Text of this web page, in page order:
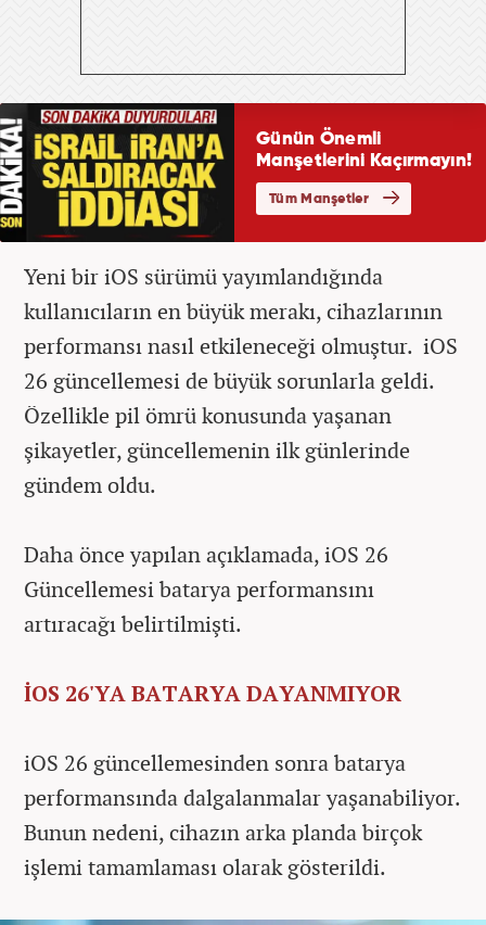
Yeni bir iOS sürümü yayımlandığında
kullanıcıların en büyük merakı, cihazlarının
performansı nasıl etkileneceği olmuştur. iOS
26 güncellemesi de büyük sorunlarla geldi.
Özellikle pil ömrü konusunda yaşanan
şikayetler, güncellemenin ilk günlerinde
gündem oldu.
Daha önce yapılan açıklamada, iOS 26
Güncellemesi batarya performansını
artıracağı belirtilmişti.
İOS 26'YA BATARYA DAYANMIYOR
iOS 26 güncellemesinden sonra batarya
performansında dalgalanmalar yaşanabiliyor.
Bunun nedeni, cihazın arka planda birçok
işlemi tamamlaması olarak gösterildi.